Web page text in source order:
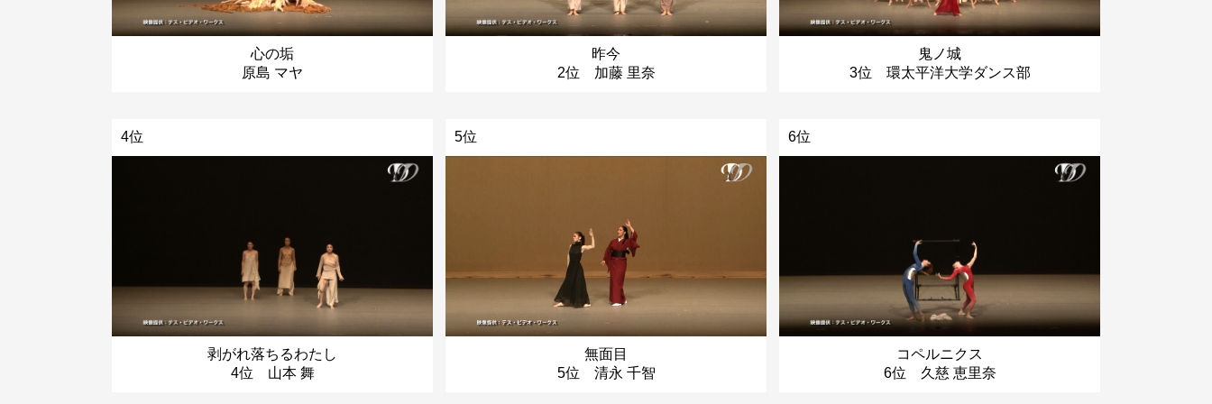
心の垢
原島 マヤ
昨今
2位 加藤 里奈
鬼ノ城
3位 環太平洋大学ダンス部
4位
剥がれ落ちるわたし
4位 山本 舞
5位
無面目
5位 清永 千智
6位
コペルニクス
6位 久慈 恵里奈